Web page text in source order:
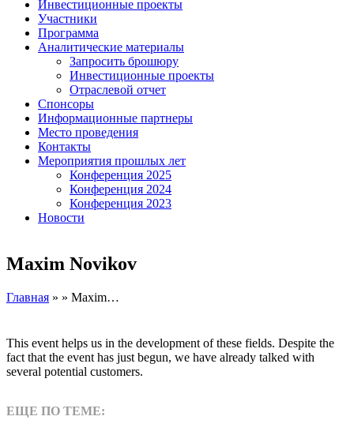
Инвестиционные проекты
Участники
Программа
Аналитические материалы
Запросить брошюру
Инвестиционные проекты
Отраслевой отчет
Спонсоры
Информационные партнеры
Место проведения
Контакты
Мероприятия прошлых лет
Конференция 2025
Конференция 2024
Конференция 2023
Новости
Maxim Novikov
Главная » » Maxim…
This event helps us in the development of these fields. Despite the
fact that the event has just begun, we have already talked with
several potential customers.
ЕЩЕ ПО ТЕМЕ: